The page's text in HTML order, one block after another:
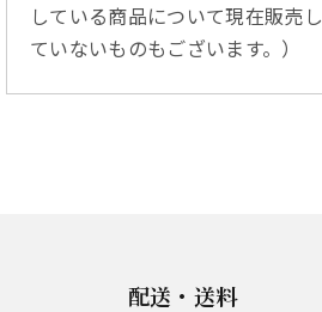
している商品について現在販売し
ていないものもございます。）
配送・送料